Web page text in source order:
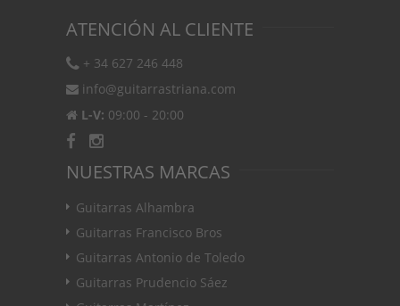
ATENCIÓN AL CLIENTE
+ 34 627 246 448
info@guitarrastriana.com
L-V: 09:00 - 20:00
NUESTRAS MARCAS
Guitarras Alhambra
Guitarras Francisco Bros
Guitarras Antonio de Toledo
Guitarras Prudencio Sáez